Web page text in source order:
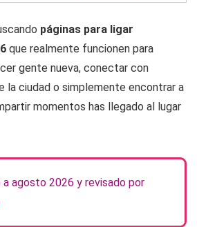
páginas para ligar
que realmente funcionen para
gente nueva, conectar con
la ciudad o simplemente encontrar a
momentos has llegado al lugar
agosto 2026 y revisado por